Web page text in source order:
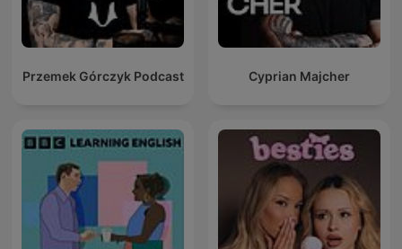
Przemek Górczyk Podcast Cyprian Majcher